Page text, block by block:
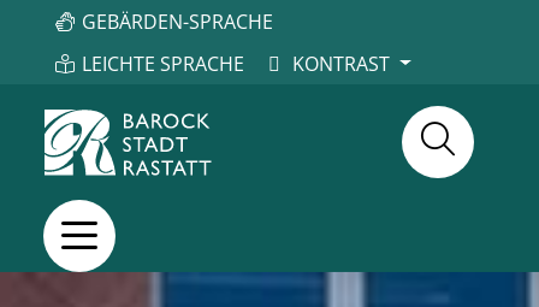
GEBÄRDEN-SPRACHE
LEICHTE SPRACHE
KONTRAST